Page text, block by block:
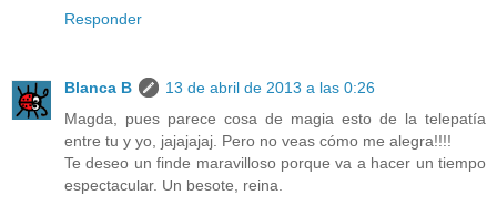
Responder
Blanca B
13 de abril de 2013 a las 0:26
Magda, pues parece cosa de magia esto de la telepatía
entre tu y yo, jajajajaj. Pero no veas cómo me alegra!!!!
Te deseo un finde maravilloso porque va a hacer un tiempo
espectacular. Un besote, reina.